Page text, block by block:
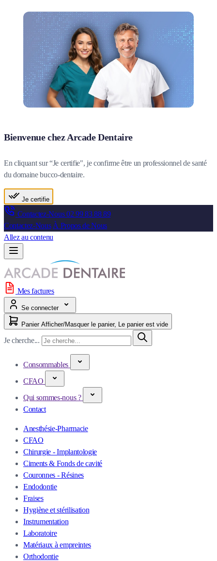
Bienvenue chez Arcade Dentaire
En cliquant sur “Je certifie", je confirme être un professionnel de santé
du domaine bucco-dentaire.
Je certifie
Contactez-Nous02 99 83 88 89
Contactez-Nous À Propos de Nous
Allez au contenu
Mes factures
Se connecter
Panier Afficher/Masquer le panier, Le panier est vide
Je cherche...
Consommables
CFAO
Qui sommes-nous ?
Contact
Anesthésie-Pharmacie
CFAO
Chirurgie - Implantologie
Ciments & Fonds de cavité
Couronnes - Résines
Endodontie
Fraises
Hygiène et stérilisation
Instrumentation
Laboratoire
Matériaux à empreintes
Orthodontie